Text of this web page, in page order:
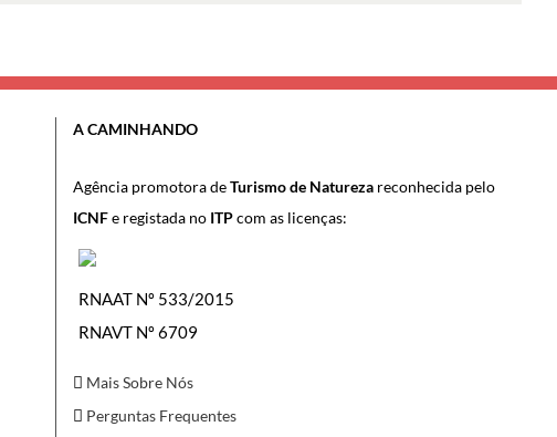
A CAMINHANDO
Agência promotora deTurismo de Natureza reconhecida pelo
ICNFe registada no ITPcom as licenças:
RNAAT Nº 533/2015
RNAVT Nº 6709
Mais Sobre Nós
Perguntas Frequentes